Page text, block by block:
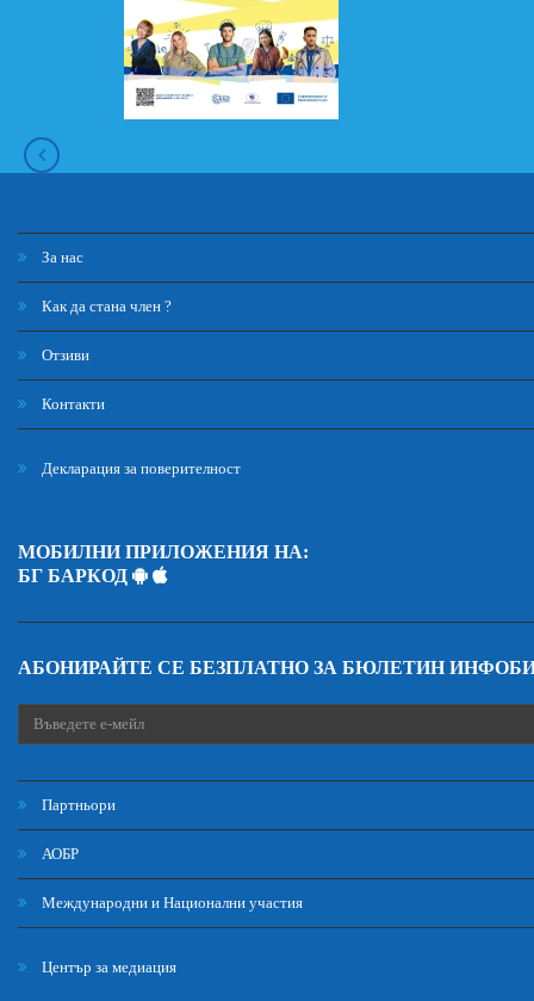
За нас
Как да стана член ?
Отзиви
Контакти
Декларация за поверителност
МОБИЛНИ ПРИЛОЖЕНИЯ НА:
БГ БАРКОД
АБОНИРАЙТЕ СЕ БЕЗПЛАТНО ЗА БЮЛЕТИН
Партньори
АОБР
Международни и Национални участия
Център за медиация